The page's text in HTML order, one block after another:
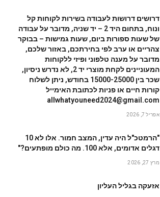
דרושים דרושות לעבודה בשירות לקוחות קל
ונוח, בתחום היד 2 – יד שניה, מדובר על עבודה
של שעות ספורות ביום, שעות גמישות – בבוקר
צהריים או ערב לפי בחירתכם, באזור שלכם,
מדובר על מענה טלפוני ופיזי ללקוחות
המעוניינים לקחת מוצרי יד 2, לא נדרש ניסיון,
שכר בין 15000-25000 בחודש, ניתן לשלוח
קורות חיים או פניות לכתובת האימייל
allwhatyouneed2024@gmail.com
אפריל 7, 2026
"הרמטכ"ל היה עדין, המצב חמור. אלו לא 10
דגלים אדומים, אלא 100. מה כולם מופתעים?"
מרץ 27, 2026
אזעקה בגליל העליון